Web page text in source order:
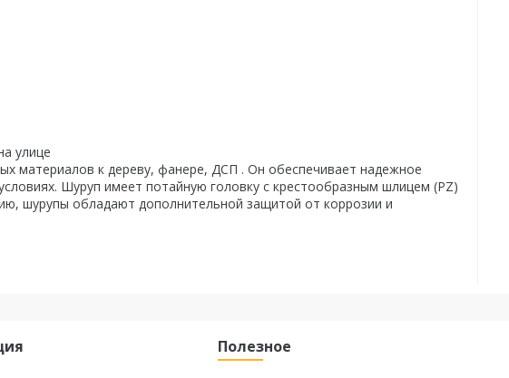
улице
материалов к дереву, фанере, ДСП . Он обеспечивает надежное
Шуруп имеет потайную головку с крестообразным шлицем (PZ)
шурупы обладают дополнительной защитой от коррозии и
Полезное